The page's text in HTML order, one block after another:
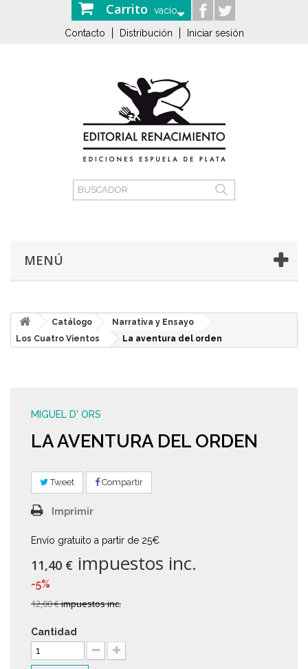
Carrito vacío
Contacto Distribución Iniciar sesión
MENÚ
Catálogo
Narrativa y Ensayo
Los Cuatro Vientos
La aventura del orden
MIGUEL D' ORS
LA AVENTURA DEL ORDEN
Tweet Compartir
Imprimir
Envío gratuito a partir de 25€
11,40 € impuestos inc.
-5%
12,00 €impuestos inc.
Cantidad